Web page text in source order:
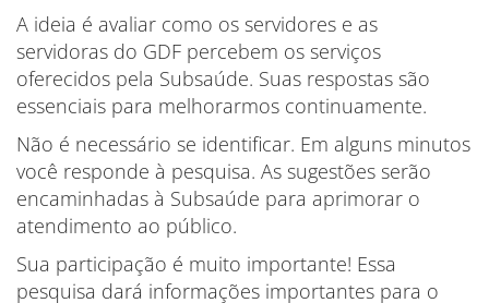
A ideia é avaliar como os servidores e as
servidoras do GDF percebem os serviços
oferecidos pela Subsaúde. Suas respostas são
essenciais para melhorarmos continuamente.
Não é necessário se identificar. Em alguns minutos
você responde à pesquisa. As sugestões serão
encaminhadas à Subsaúde para aprimorar o
atendimento ao público.
Sua participação é muito importante! Essa
pesquisa dará informações importantes para o